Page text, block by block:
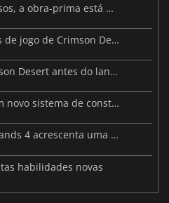
GTA VI: Para além dos atrasos, a obra-prima está quase a chegar
Pearl Abyss revela imagens de jogo de Crimson Desert para a PS5
A controvérsia atinge Crimson Desert antes do lançamento
Subnautica 2 apresenta um novo sistema de construção de bases
O primeiro DLC de Borderlands 4 acrescenta uma nova personagem e muito mais
habilidades novas